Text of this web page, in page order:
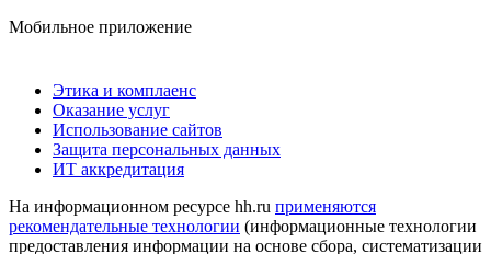
Мобильное приложение
Этика и комплаенс
Оказание услуг
Использование сайтов
Защита персональных данных
ИТ аккредитация
На информационном ресурсе hh.ru применяются
рекомендательные технологии (информационные технологии
предоставления информации на основе сбора, систематизации